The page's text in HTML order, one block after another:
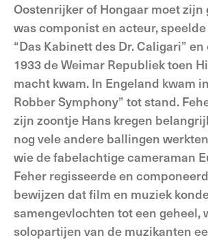
Oostenrijker of Hongaar moet zijn
was componist en acteur,
“Das Kabinett des Dr. Caligari”
1933 de Weimar Republiek toen
macht kwam. In Engeland kwam
Robber Symphony” tot stand.
zijn zoontje Hans kregen
nog vele andere ballingen
wie de fabelachtige cameraman
Feher regisseerde en
bewijzen dat film en muziek
samengevlochten tot een geheel,
solopartijen van de muzikanten